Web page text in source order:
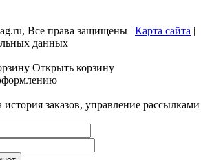
Все права защищены | Карта сайта |
данных
Открыть корзину
заказов, управление рассылками